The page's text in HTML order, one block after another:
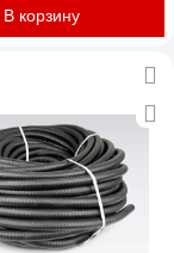
В корзину